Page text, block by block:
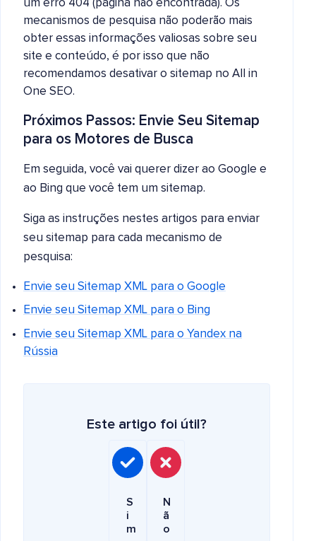
um erro 404 (página não encontrada). Os
mecanismos de pesquisa não poderão mais
obter essas informações valiosas sobre seu
site e conteúdo, é por isso que não
recomendamos desativar o sitemap no All in
One SEO.
Próximos Passos: Envie Seu Sitemap
para os Motores de Busca
Em seguida, você vai querer dizer ao Google e
ao Bing que você tem um sitemap.
Siga as instruções nestes artigos para enviar
seu sitemap para cada mecanismo de
pesquisa:
Envie seu Sitemap XML para o Google
Envie seu Sitemap XML para o Bing
Envie seu Sitemap XML para o Yandex na
Rússia
Este artigo foi útil?
S
i
m
N
ã
o